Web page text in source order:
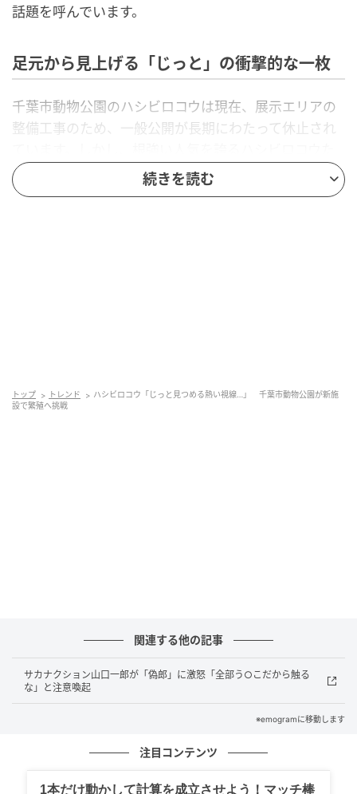
話題を呼んでいます。
足元から見上げる「じっと」の衝撃的な一枚
千葉市動物公園のハシビロコウは現在、展示エリアの
整備工事のため、一般公開が長期にわたって休止され
ちの近況を楽しみにしているファンのために、園では
定期的に公式Xを通じてハシビロコウの様子を発信して
す。鋭い目線と大きなくちばしの先が目の前に迫って
くるような大迫力。
普段の展示ではなかなか見ることのできない、衝撃的
喜んでいるのではないでしょうか。
続きを読む
トップ トレンド
ハシビロコウ「じっと見つめる熱い視線…」 千葉市動物公園が新施
設で繁殖へ挑戦
関連する他の記事
サカナクション山口一郎が「偽郎」に激怒「全部う○こだから触る
な」と注意喚起
※emogramに移動します
注目コンテンツ
1本だけ動かして計算を成立させよう！マッチ棒